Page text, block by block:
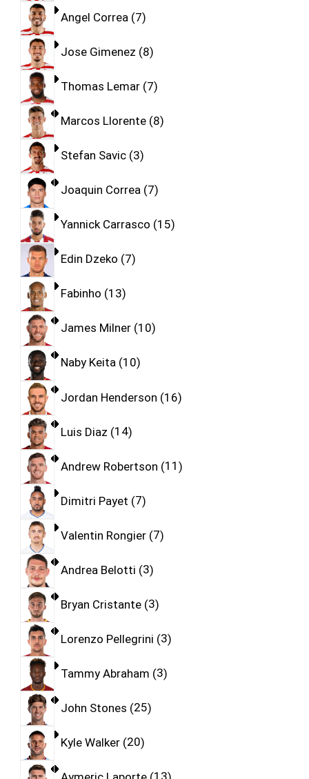
Angel Correa 7
Jose Gimenez 8
Thomas Lemar 7
Marcos Llorente 8
Stefan Savic 3
Joaquin Correa 7
Yannick Carrasco 15
Edin Dzeko 7
Fabinho 13
James Milner 10
Naby Keita 10
Jordan Henderson 16
Luis Diaz 14
Andrew Robertson 11
Dimitri Payet 7
Valentin Rongier 7
Andrea Belotti 3
Bryan Cristante 3
Lorenzo Pellegrini 3
Tammy Abraham 3
John Stones 25
Kyle Walker 20